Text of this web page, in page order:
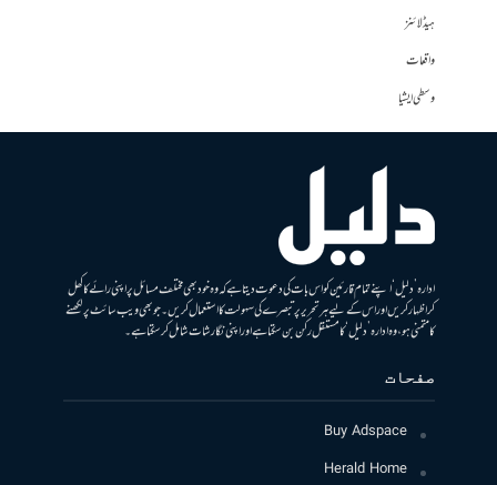
ہیڈلائنز
واقعات
وسطی ایشیا
ادارہ ’دلیل‘ اپنے تمام قارئین کو اس بات کی دعوت دیتا ہے کہ وہ خود بھی مختلف مسائل پر اپنی رائے کا کھل
کر اظہار کریں اور اس کے لیے ہر تحریر پر تبصرے کی سہولت کا استعمال کریں۔ جو بھی ویب سائٹ پر لکھنے
کا متمنی ہو، وہ ادارہ ’دلیل‘ کا مستقل رکن بن سکتا ہے اور اپنی نگارشات شامل کرسکتا ہے۔
صفحات
Buy Adspace
Herald Home